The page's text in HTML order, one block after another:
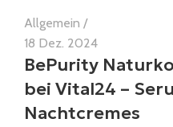
Allgemein
18 Dez. 2024
BePurity
bei Vital24 –
Nachtcremes